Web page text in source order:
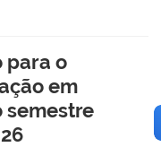
para o
em
semestre